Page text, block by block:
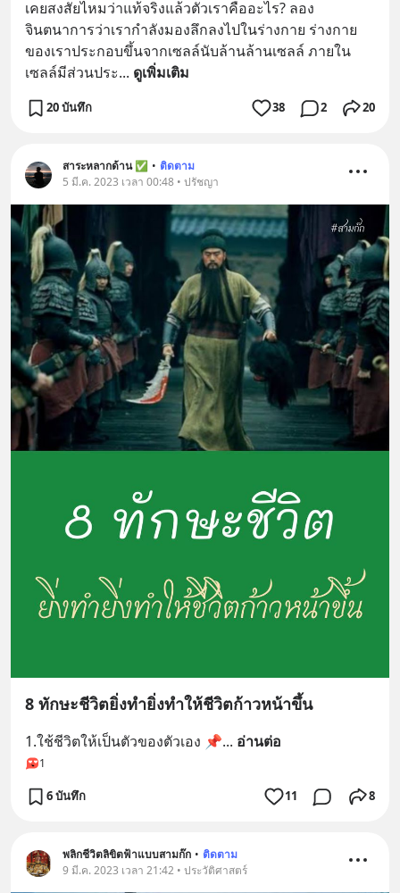
เคยสงสัยไหมว่าแท้จริงแล้วตัวเราคืออะไร? ลอง
จินตนาการว่าเรากำลังมองลึกลงไปในร่างกาย ร่างกาย
ของเราประกอบขึ้นจากเซลล์นับล้านล้านเซลล์ ภายใน
เซลล์มีส่วนประ... ดูเพิ่มเติม
20 บันทึก 38 2 20
สาระหลากด้าน ✅ • ติดตาม
5 มี.ค. 2023 เวลา 00:48 • ปรัชญา
8 ทักษะชีวิตยิ่งทำยิ่งทำให้ชีวิตก้าวหน้าขึ้น
1.ใช้ชีวิตให้เป็นตัวของตัวเอง 📌... อ่านต่อ
1
6 บันทึก 11 8
พลิกชีวิตลิขิตฟ้าแบบสามก๊ก • ติดตาม
9 มี.ค. 2023 เวลา 21:42 • ประวัติศาสตร์